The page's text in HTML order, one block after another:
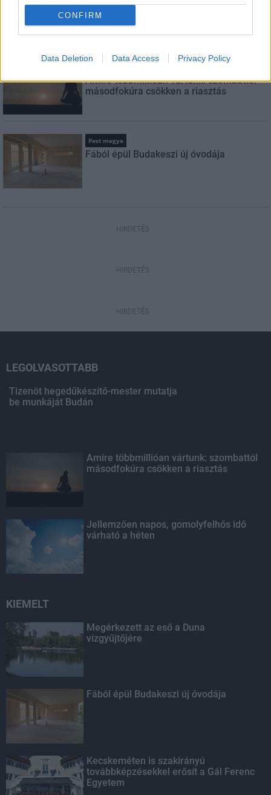
CONFIRM
Data Deletion Data Access Privacy Policy
Megérkezett az eső a Duna vízgyűjtőjére
Amire többmillióan vártunk: szombattól
másodfokúra csökken a riasztás
Pest megye
Fából épül Budakeszi új óvodája
HIRDETÉS
HIRDETÉS
HIRDETÉS
LEGOLVASOTTABB
Tizenöt hegedűkészítő-mester mutatja
be munkáját Budán
Amire többmillióan vártunk: szombattól
másodfokúra csökken a riasztás
Jellemzően napos, gomolyfelhős idő
várható a héten
KIEMELT
Megérkezett az eső a Duna
vízgyűjtőjére
Fából épül Budakeszi új óvodája
Kecskeméten is szakirányú
továbbképzésekkel erősít a Gál Ferenc
Egyetem